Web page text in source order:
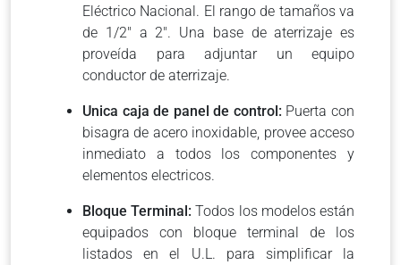
Eléctrico Nacional. El rango de tamaños va
de 1/2″ a 2″. Una base de aterrizaje es
proveída para adjuntar un equipo
conductor de aterrizaje.
Unica caja de panel de control: Puerta con
bisagra de acero inoxidable, provee acceso
inmediato a todos los componentes y
elementos electricos.
Bloque Terminal: Todos los modelos están
equipados con bloque terminal de los
listados en el U.L. para simplificar la